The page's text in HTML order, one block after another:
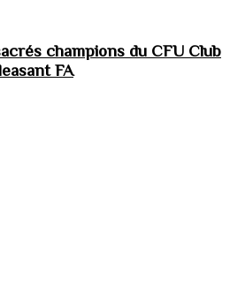
champions du CFU Club
FA